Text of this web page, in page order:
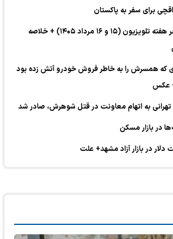
برای سفر به پاکستان
فیلم‌های سینمایی آخر هفته تلویزیون (۱۵ و ۱۶ مرداد ۱۴۰۵) + خلاصه
که همسرش را به خاطر فروش خودرو آتش زده بود
عکس
تهرانی به اتهام معاونت در قتل شوهرش، صادر شد
در بازار مسکن